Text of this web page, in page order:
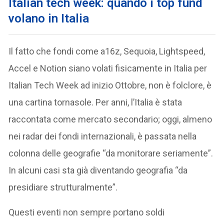
Italian tech week: quando i top fund
volano in Italia
Il fatto che fondi come a16z, Sequoia, Lightspeed,
Accel e Notion siano volati fisicamente in Italia per
Italian Tech Week ad inizio Ottobre, non è folclore, è
una cartina tornasole. Per anni, l’Italia è stata
raccontata come mercato secondario; oggi, almeno
nei radar dei fondi internazionali, è passata nella
colonna delle geografie “da monitorare seriamente”.
In alcuni casi sta già diventando geografia “da
presidiare strutturalmente”.
Questi eventi non sempre portano soldi